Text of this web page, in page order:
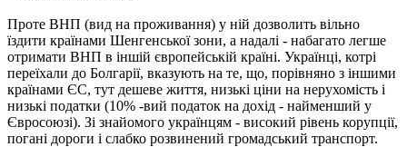
Проте ВНП (вид на проживання) у ній дозволить вільно
їздити країнами Шенгенської зони, а надалі - набагато легше
отримати ВНП в іншій європейській країні. Українці, котрі
переїхали до Болгарії, вказують на те, що, порівняно з іншими
країнами ЄС, тут дешеве життя, низькі ціни на нерухомість і
низькі податки (10% -вий податок на дохід - найменший у
Євросоюзі). Зі знайомого українцям - високий рівень корупції,
погані дороги і слабко розвинений громадський транспорт.